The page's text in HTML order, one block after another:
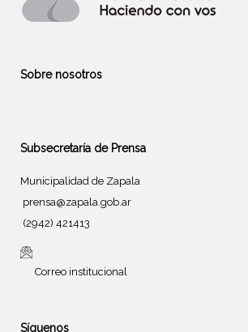
Sobre nosotros
Subsecretaría de Prensa
Municipalidad de Zapala
prensa@zapala.gob.ar
(2942) 421413
Correo institucional
Síguenos